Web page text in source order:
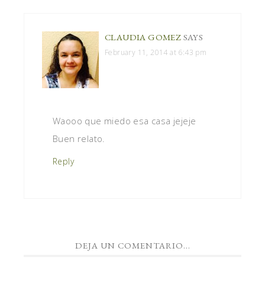
CLAUDIA GOMEZ SAYS
February 11, 2014 at 6:43 pm
Waooo que miedo esa casa jejeje
Buen relato.
Reply
DEJA UN COMENTARIO...